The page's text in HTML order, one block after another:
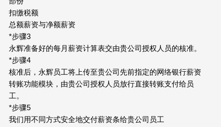
扣缴税额
总额薪资与净额薪资
*步骤3
永辉准备好的每月薪资计算表交由贵公司授权人员的核准。
*步骤4
核准后，永辉员工将上传至贵公司先前指定的网络银行薪资
转账功能模块，由贵公司授权人员放行直接转账支付给员
工。
*步骤5
我们用不同方式安全地交付薪资条给贵公司员工